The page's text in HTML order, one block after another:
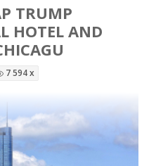
TRUMP
HOTEL AND
7 594 x